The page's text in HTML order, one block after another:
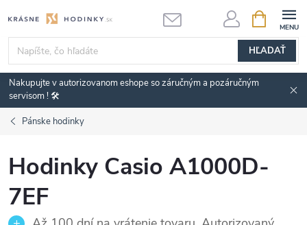
na
obsah
HĽADAŤ
KOŠÍK
Nakupujte v autorizovanom eshope so záručným a pozáručným
servisom ! 🛠️
Pánske hodinky
Hodinky Casio A1000D-
7EF